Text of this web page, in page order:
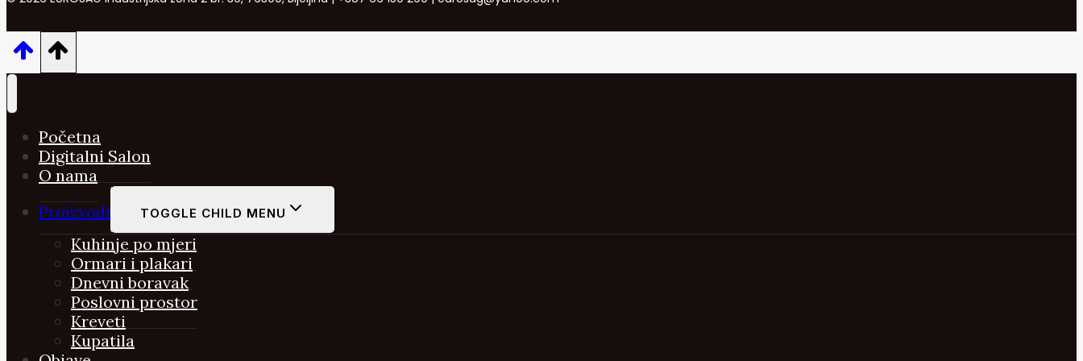
Početna
Digitalni Salon
O nama
Proizvodi
TOGGLE CHILD MENU
Kuhinje po mjeri
Ormari i plakari
Dnevni boravak
Poslovni prostor
Kreveti
Kupatila